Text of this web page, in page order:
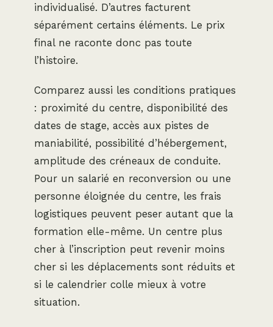
individualisé. D’autres facturent
séparément certains éléments. Le prix
final ne raconte donc pas toute
l’histoire.
Comparez aussi les conditions pratiques
: proximité du centre, disponibilité des
dates de stage, accès aux pistes de
maniabilité, possibilité d’hébergement,
amplitude des créneaux de conduite.
Pour un salarié en reconversion ou une
personne éloignée du centre, les frais
logistiques peuvent peser autant que la
formation elle-même. Un centre plus
cher à l’inscription peut revenir moins
cher si les déplacements sont réduits et
si le calendrier colle mieux à votre
situation.